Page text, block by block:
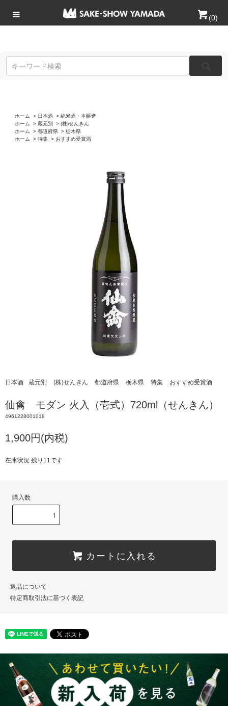
(0)
ホーム > 日本酒 > 純米酒・本醸造
ホーム
> 蔵元別 > (株)せんきん
ホーム
> 都道府県 > 栃木県
ホーム
> 特集 > おすすめ受賞酒
日本酒 蔵元別 (株)せんきん 都道府県 栃木県 特集 おすすめ受賞酒
仙禽 モダン 火入（壱式）720ml（せんきん）
4961228001018
1,900円(内税)
在庫状況 残り11です
購入数
カートに入れる
返品について
特定商取引法に基づく表記